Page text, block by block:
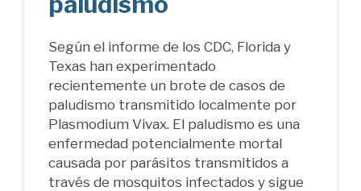
Según el informe de los CDC, Florida y
Texas han experimentado
recientemente un brote de casos de
paludismo transmitido localmente por
Plasmodium Vivax. El paludismo es una
enfermedad potencialmente mortal
causada por parásitos transmitidos a
través de mosquitos infectados y sigue